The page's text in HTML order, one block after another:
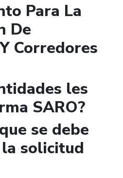
Para La
De
Corredores
les
SARO?
se debe
solicitud